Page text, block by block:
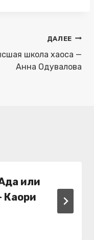
ДАЛЕЕ
школа хаоса —
Анна Одувалова
или
Каори